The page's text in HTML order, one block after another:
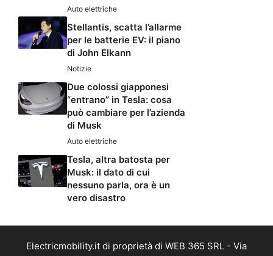
Auto elettriche
Stellantis, scatta l’allarme
per le batterie EV: il piano
di John Elkann
Notizie
Due colossi giapponesi
“entrano” in Tesla: cosa
può cambiare per l’azienda
di Musk
Auto elettriche
Tesla, altra batosta per
Musk: il dato di cui
nessuno parla, ora è un
vero disastro
Electricmobility.it di proprietà di WEB 365 SRL - Via